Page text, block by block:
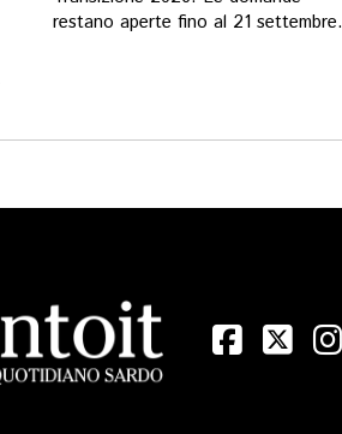
restano aperte fino al 21 settembre.